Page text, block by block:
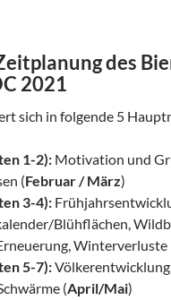
des
2021
sich in folgende 5
1-2): Motivation und
(Februar / März)
3-4):
Blühflächen,
Winterverluste
5-7):
(April/Mai)